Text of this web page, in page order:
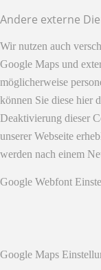
Andere externe
Wir nutzen auch
Google Maps und
möglicherweise
können Sie diese hier
Deaktivierung dieser
unserer Webseite
werden nach einem
Google Webfont
Google Maps